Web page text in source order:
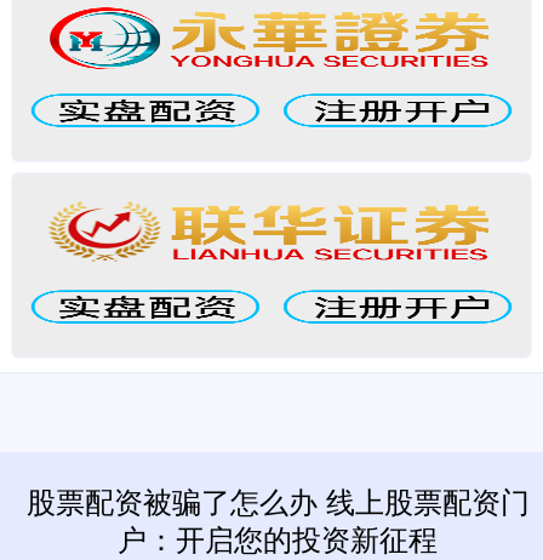
股票配资被骗了怎么办 线上股票配资门
户：开启您的投资新征程